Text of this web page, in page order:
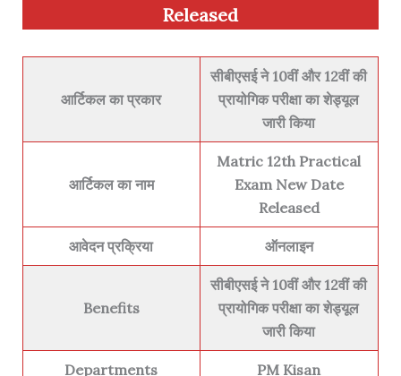
Released
आर्टिकल का प्रकार
सीबीएसई ने 10वीं और 12वीं की
प्रायोगिक परीक्षा का शेड्यूल
जारी किया
आर्टिकल का नाम
Matric 12th Practical
Exam New Date
Released
आवेदन प्रक्रिया ऑनलाइन
Benefits
सीबीएसई ने 10वीं और 12वीं की
प्रायोगिक परीक्षा का शेड्यूल
जारी किया
Departments PM Kisan